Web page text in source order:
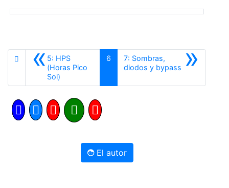
«5: HPS
(Horas Pico
Sol)
6 »
7: Sombras,
diodos y bypass Siguiente
El autor